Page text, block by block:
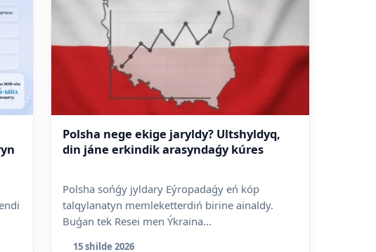
Polsha nege ekige jaryldy? Ultshyldyq,
din jáne erkindik arasyndaǵy kúres
Polsha sońǵy jyldary Eýropadaǵy eń kóp
talqylanatyn memleketterdiń birine ainaldy.
Buǵan tek Resei men Ýkraina...
15 shilde 2026